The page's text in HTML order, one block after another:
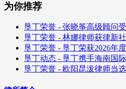
为你推荐
垦丁荣誉 - 张晓筝高级顾问
垦丁荣誉 - 林娜律师获律新
垦丁荣誉 - 垦丁荣获2026年
垦丁动态 - 垦丁携手海南国
垦丁荣誉 - 欧阳昆泼律师当